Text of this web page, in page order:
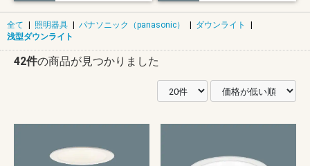
全て | 照明器具 | パナソニック（panasonic） | ダウンライト
|
浅型ダウンライト
42件の商品が見つかりました